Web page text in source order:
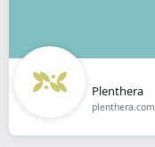
Plenthera
plenthera.com